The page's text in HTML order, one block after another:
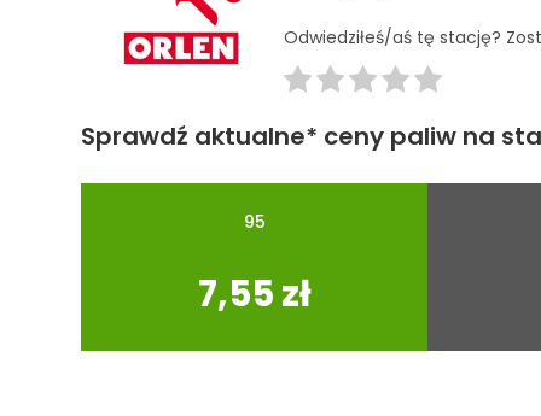
Odwiedziłeś/aś tę stację?
Sprawdź aktualne* ceny paliw na
95
95
7,55 zł